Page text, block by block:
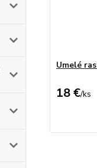
Umelé
18 €/ks